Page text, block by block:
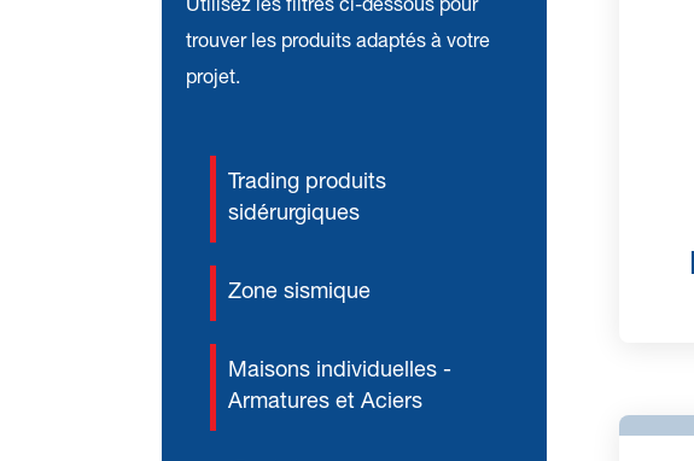
Utilisez les filtres ci-dessous pour
trouver les produits adaptés à votre
projet.
Trading produits
sidérurgiques
Zone sismique
Maisons individuelles -
Armatures et Aciers